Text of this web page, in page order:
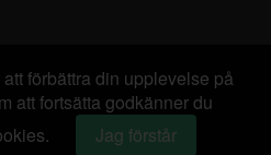
förbättra din upplevelse på
att fortsätta godkänner du
Jag förstår